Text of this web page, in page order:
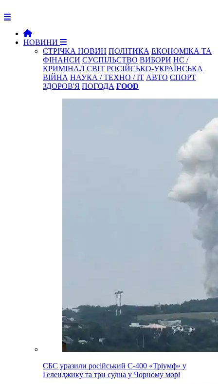
НОВИНИ
СТРІЧКА НОВИН ПОЛІТИКА ЕКОНОМІКА ТА
ФІНАНСИ СУСПІЛЬСТВО ВИБОРИ НС /
КРИМІНАЛ СВІТ РОСІЙСЬКО-УКРАЇНСЬКА
ВІЙНА НАУКА / ТЕХНО / IT АВТО СПОРТ
ЗДОРОВ'Я ПОГОДА FOOD
СБС уразили російський С-400 «Тріумф» у
Геленджику та три судна у Чорному морі